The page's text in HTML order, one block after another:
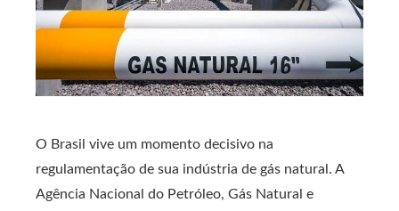
O Brasil vive um momento decisivo na
regulamentação de sua indústria de gás natural. A
Agência Nacional do Petróleo, Gás Natural e